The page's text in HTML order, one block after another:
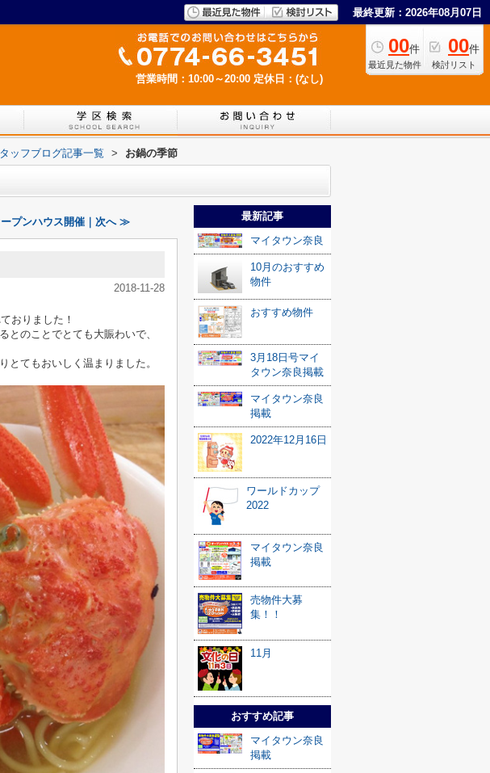
最終更新：2026年08月07日
00件
最近見た物件
00件
検討リスト
営業時間：10:00～20:00 定休日：(なし)
ッフブログ記事一覧 > お鍋の季節
プンハウス開催｜次へ ≫
2018-11-28
おりました！
とのことでとても大賑わいで、
とてもおいしく温まりました。
最新記事
マイタウン奈良
10月のおすすめ
物件
おすすめ物件
3月18日号マイ
タウン奈良掲載
マイタウン奈良
掲載
2022年12月16日
ワールドカップ
2022
マイタウン奈良
掲載
売物件大募
集！！
11月
おすすめ記事
マイタウン奈良
掲載